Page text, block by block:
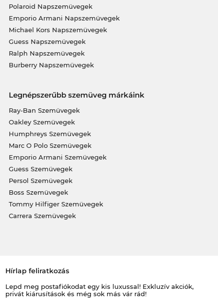
Polaroid Napszemüvegek
Emporio Armani Napszemüvegek
Michael Kors Napszemüvegek
Guess Napszemüvegek
Ralph Napszemüvegek
Burberry Napszemüvegek
Legnépszerűbb szemüveg márkáink
Ray-Ban Szemüvegek
Oakley Szemüvegek
Humphreys Szemüvegek
Marc O Polo Szemüvegek
Emporio Armani Szemüvegek
Guess Szemüvegek
Persol Szemüvegek
Boss Szemüvegek
Tommy Hilfiger Szemüvegek
Carrera Szemüvegek
Hírlap feliratkozás
Lepd meg postafiókodat egy kis luxussal! Exkluzív akciók,
privát kiárusítások és még sok más vár rád!